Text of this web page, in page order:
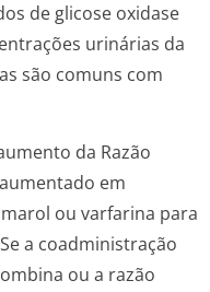
de glicose oxidase
urinárias da
são comuns com
da Razão
em
ou varfarina para
a coadministração
ou a razão